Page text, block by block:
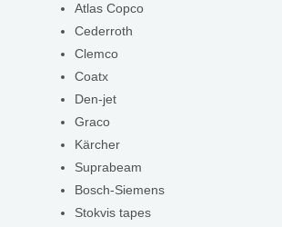
Atlas Copco
Cederroth
Clemco
Coatx
Den-jet
Graco
Kärcher
Suprabeam
Bosch-Siemens
Stokvis tapes